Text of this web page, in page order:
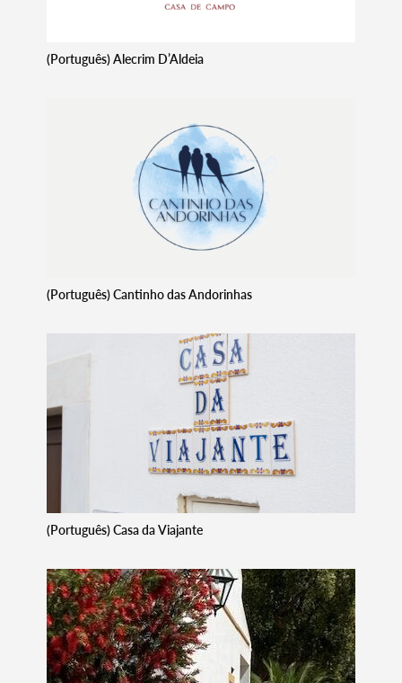
Termo de Pesquisa
(Português) Alecrim D’Aldeia
(Português) Cantinho das Andorinhas
(Português) Casa da Viajante